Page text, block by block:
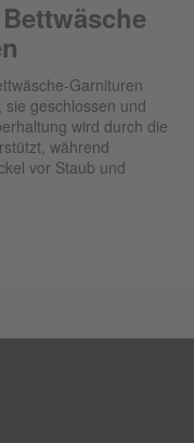
Garnituren
geschlossen und
wird durch die
während
vor Staub und